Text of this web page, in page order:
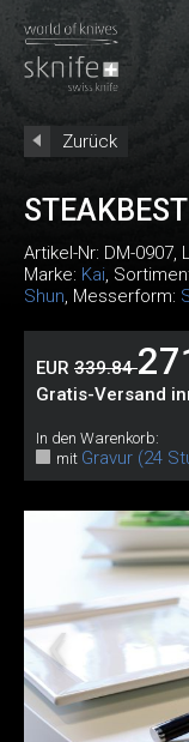
Zurück
Artikel-Nr: DM-0907,
Marke: Kai,
Shun, Messerform:
EUR 339.84
Gratis-Versand
In den Warenkorb:
mit Gravur (24